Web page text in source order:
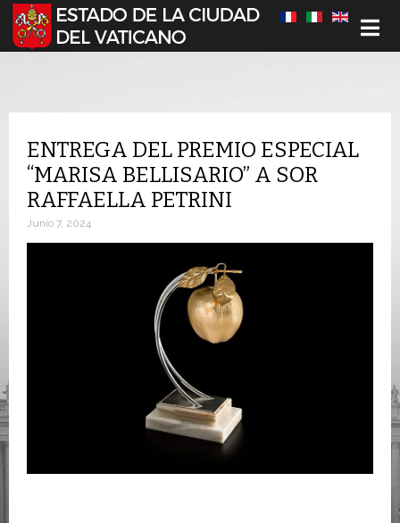
Seleccione su idioma
ENTREGA DEL PREMIO ESPECIAL
“MARISA BELLISARIO” A SOR
RAFFAELLA PETRINI
Junio 7, 2024